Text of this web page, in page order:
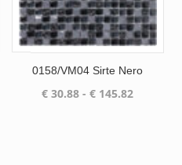
0158/VM04 Sirte Nero
€ 30.88 - € 145.82